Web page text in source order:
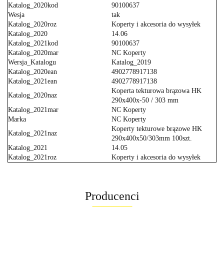
Katalog_2020kod
90100637
Wesja
tak
Katalog_2020roz
Koperty i akcesoria do wysyłek
Katalog_2020
14.06
Katalog_2021kod
90100637
Katalog_2020mar
NC Koperty
Wersja_Katalogu
Katalog_2019
Katalog_2020ean
4902778917138
Katalog_2021ean
4902778917138
Katalog_2020naz
Koperta tekturowa brązowa HK
290x400x-50 / 303 mm
Katalog_2021mar
NC Koperty
Marka
NC Koperty
Katalog_2021naz
Koperty tekturowe brązowe HK
290x400x50/303mm 100szt.
Katalog_2021
14.05
Katalog_2021roz
Koperty i akcesoria do wysyłek
Producenci